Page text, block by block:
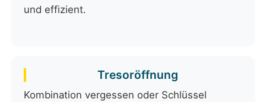
und effizient.
Tresoröffnung
Kombination vergessen oder Schlüssel